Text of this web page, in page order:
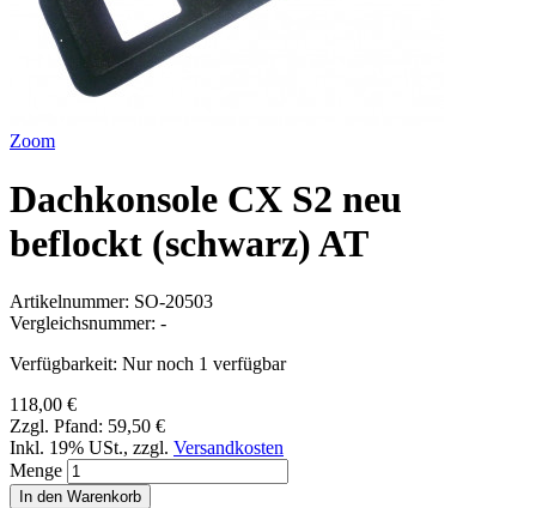
Zoom
Dachkonsole CX S2 neu
beflockt (schwarz) AT
Artikelnummer: SO-20503
Vergleichsnummer: -
Verfügbarkeit: Nur noch 1 verfügbar
118,00 €
Zzgl. Pfand: 59,50 €
Inkl. 19% USt., zzgl. Versandkosten
Menge
In den Warenkorb